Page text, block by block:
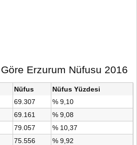
Erzurum Nüfusu 2016
Nüfus
Nüfus Yüzdesi
69.307
% 9,10
69.161
% 9,08
79.057
% 10,37
75.556
% 9,92